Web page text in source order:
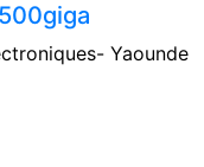
Yaounde